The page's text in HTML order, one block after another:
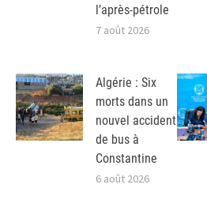
l’après-pétrole
7 août 2026
Algérie : Six
morts dans un
nouvel accident
de bus à
Constantine
6 août 2026